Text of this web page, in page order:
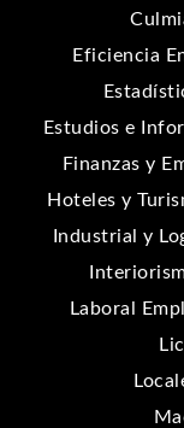
Eficiencia
Estudios e
Finanzas y
Hoteles y
Industrial y
Laboral